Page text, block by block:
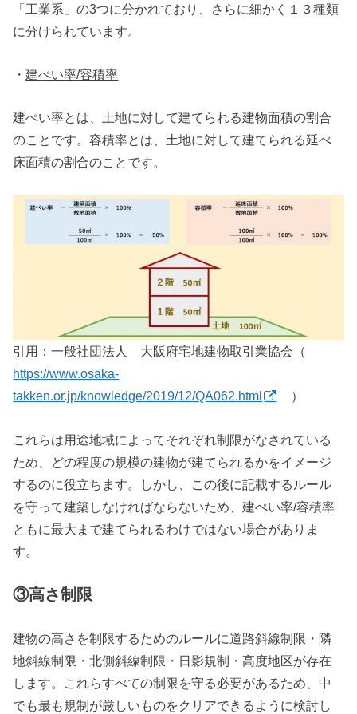
「工業系」の3つに分かれており、さらに細かく１３種類
に分けられています。
・建ぺい率/容積率
建ぺい率とは、土地に対して建てられる建物面積の割合
のことです。容積率とは、土地に対して建てられる延べ
床面積の割合のことです。
引用：一般社団法人 大阪府宅地建物取引業協会（
https://www.osaka-
takken.or.jp/knowledge/2019/12/QA062.html
）
これらは用途地域によってそれぞれ制限がなされている
ため、どの程度の規模の建物が建てられるかをイメージ
するのに役立ちます。しかし、この後に記載するルール
を守って建築しなければならないため、建ぺい率/容積率
ともに最大まで建てられるわけではない場合がありま
す。
③高さ制限
建物の高さを制限するためのルールに道路斜線制限・隣
地斜線制限・北側斜線制限・日影規制・高度地区が存在
します。これらすべての制限を守る必要があるため、中
でも最も規制が厳しいものをクリアできるように検討し